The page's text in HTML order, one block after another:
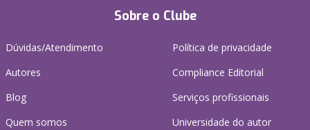
Sobre o Clube
Dúvidas/Atendimento
Autores
Blog
Quem somos
Política de privacidade
Compliance Editorial
Serviços profissionais
Universidade do autor